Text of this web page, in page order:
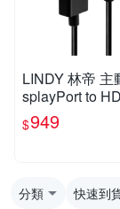
LINDY 林帝 主
splayPort to
HDR 轉接線
26)
$949
分類 快速到